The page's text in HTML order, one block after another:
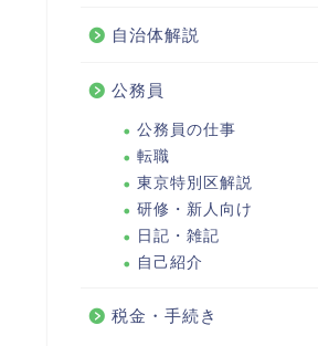
自治体解説
公務員
公務員の仕事
転職
東京特別区解説
研修・新人向け
日記・雑記
自己紹介
税金・手続き